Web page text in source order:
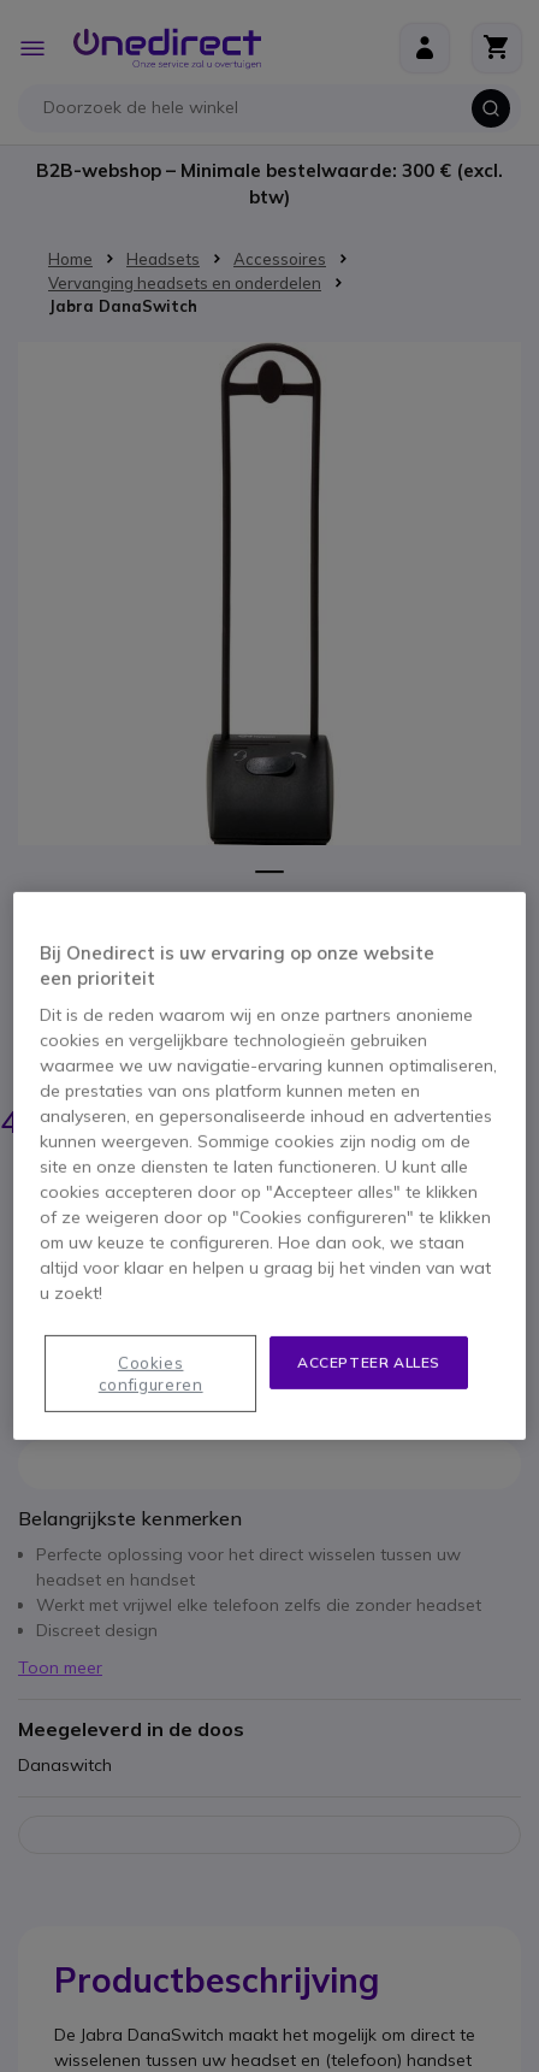
Toggle
Nav
B2B-webshop – Minimale bestelwaarde: 300 € (excl.
btw)
Home Headsets
Accessoires
Vervanging headsets en onderdelen
Jabra DanaSwitch
SKU GNDAN // Referentie fabrikant: 1600-719
Headset/telefoon switch
4.4 van 7 Reviews
BESPAAR 4,00 €
52,75 €
48,95 € ex. BTW- 59,23 €
Aantal
IN WINKELWAGEN
OFFERTE BINNEN 4 UUR
2 jaarFabrieksgarantie
Belangrijkste kenmerken
Perfecte oplossing voor het direct wisselen tussen uw
headset en handset
Werkt met vrijwel elke telefoon zelfs die zonder headset
Discreet design
Toon meer
Meegeleverd in de doos
Danaswitch
Ga naar het einde van de afbeeldingen-gallerij
Productbeschrijving
De Jabra DanaSwitch maakt het mogelijk om direct te
wisselenen tussen uw headset en (telefoon) handset
Bij Onedirect is uw ervaring op onze website
een prioriteit
Dit is de reden waarom wij en onze partners anonieme
cookies en vergelijkbare technologieën gebruiken
waarmee we uw navigatie-ervaring kunnen optimaliseren,
de prestaties van ons platform kunnen meten en
analyseren, en gepersonaliseerde inhoud en advertenties
kunnen weergeven. Sommige cookies zijn nodig om de
site en onze diensten te laten functioneren. U kunt alle
cookies accepteren door op "Accepteer alles" te klikken
of ze weigeren door op "Cookies configureren" te klikken
om uw keuze te configureren. Hoe dan ook, we staan
altijd voor klaar en helpen u graag bij het vinden van wat
u zoekt!
ACCEPTEER ALLES
Cookies
configureren